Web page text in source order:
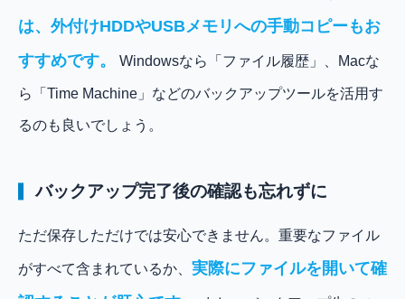
は、外付けHDDやUSBメモリへの手動コピーもお
すすめです。
Windowsなら「ファイル履歴」、Macな
ら「Time Machine」などのバックアップツールを活用す
るのも良いでしょう。
バックアップ完了後の確認も忘れずに
ただ保存しただけでは安心できません。重要なファイル
がすべて含まれているか、 実際にファイルを開いて確